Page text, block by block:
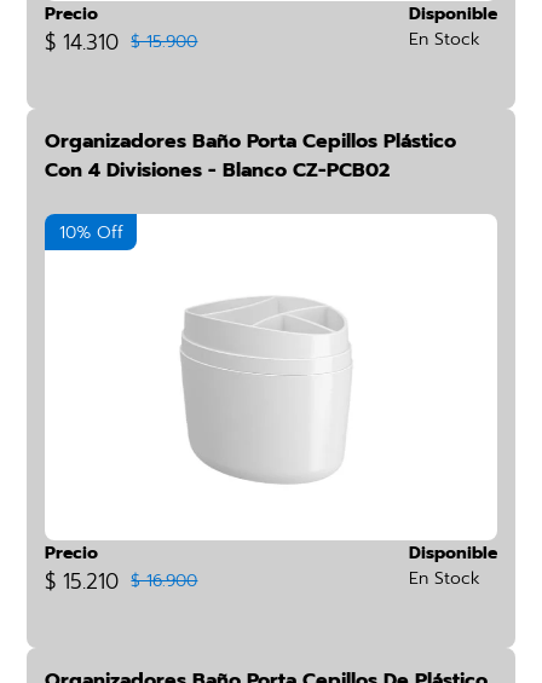
Precio
$ 14.310 $ 15.900
Disponible
En Stock
Organizadores Baño Porta Cepillos Plástico
Con 4 Divisiones - Blanco CZ-PCB02
10% Off
Precio
$ 15.210 $ 16.900
Disponible
En Stock